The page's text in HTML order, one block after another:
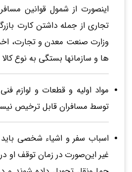
اینصورت از شمول قوانین
تجاری از جمله داشتن کارت
وزارت صنعت معدن و تجارت، اخذ
ها و سازمانها بستگی به نوع
مواد اولیه و قطعات و لوازم
توسط مسافران قابل ترخیص
اسباب سفر و اشیاء شخصی باید
غیر این‌صورت در زمان توقف او